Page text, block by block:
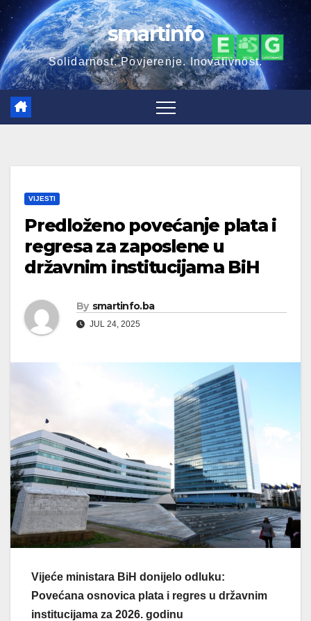
Skip
to
content
smartinfo
Solidarnost. Povjerenje. Inovativnost.
VIJESTI
Predloženo povećanje plata i
regresa za zaposlene u
državnim institucijama BiH
By smartinfo.ba
JUL 24, 2025
Vijeće ministara BiH donijelo odluku:
Povećana osnovica plata i regres u državnim
institucijama za 2026. godinu